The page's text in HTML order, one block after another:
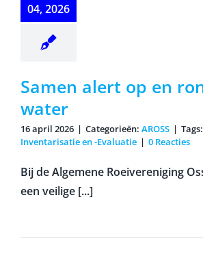
04, 2026
Samen alert op en
water
16 april 2026 | Categorieën: AROSS | Tags:
Inventarisatie en -Evaluatie | 0 Reacties
Bij de Algemene Roeivereniging
een veilige [...]